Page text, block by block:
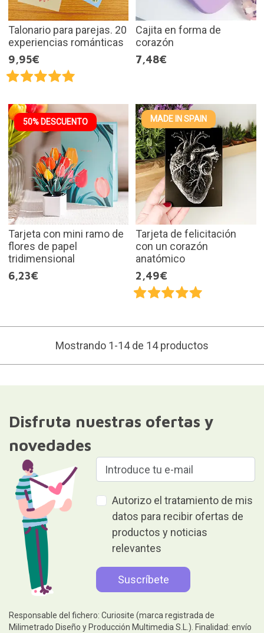
Talonario para parejas. 20
experiencias románticas
9,95€
Cajita en forma de
corazón
7,48€
50% DESCUENTO
Tarjeta con mini ramo de
flores de papel
tridimensional
6,23€
MADE IN SPAIN
Tarjeta de felicitación
con un corazón
anatómico
2,49€
Mostrando 1-14 de 14 productos
Disfruta nuestras ofertas y
novedades
Autorizo el tratamiento de mis
datos para recibir ofertas de
productos y noticias
relevantes
Responsable del fichero: Curiosite (marca registrada de
Milimetrado Diseño y Producción Multimedia S.L.). Finalidad: envío